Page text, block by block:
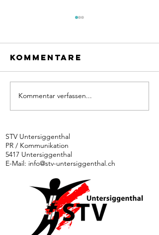
Aktivturnverein
Seengen
Kommentare
Kommentar verfassen...
STV Untersiggenthal
PR / Kommunikation
5417 Untersiggenthal
E-Mail: info@stv-untersiggenthal.ch